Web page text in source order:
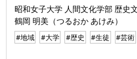
昭和女子大学 人間文化学部 歴史
鶴岡 明美（つるおか あけみ）
#地域 #大学 #歴史 #生徒 #芸術